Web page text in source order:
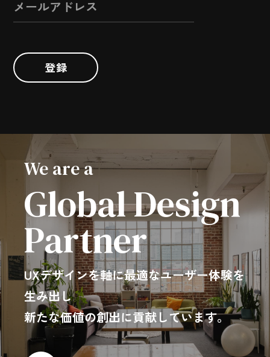
登録
We are a
Global Design
Partner
UXデザインを軸に最適なユーザー体験を
生み出し
新たな価値の創出に貢献しています。